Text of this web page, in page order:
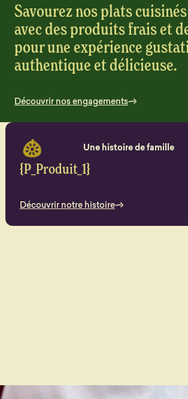
Savourez nos plats
avec des produits frais et
pour une expérience
authentique et délicieuse.
Découvrir nos engagements
Une histoire de famille
{P_Produit_1}
Découvrir notre histoire